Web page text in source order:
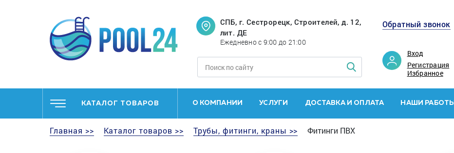
СПБ, г. Сестрорецк, Строителей, д. 12,
лит. ДЕ
Ежедневно с 9:00 до 21:00
Обратный звонок
Вход
Регистрация
Избранное
КАТАЛОГ ТОВАРОВ О КОМПАНИИ УСЛУГИ ДОСТАВКА И ОПЛАТА НАШИ РАБОТЫ
Главная >> Каталог товаров >> Трубы, фитинги, краны >> Фитинги ПВХ